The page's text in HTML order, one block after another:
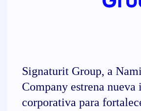
Signaturit Group, a
Company estrena nueva
corporativa para